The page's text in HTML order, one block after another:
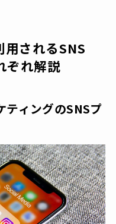
用されるSNS
ぞれ解説
ティングのSNSプ